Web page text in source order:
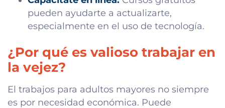
pueden ayudarte a actualizarte,
especialmente en el uso de tecnología.
¿Por qué es valioso trabajar en
la vejez?
El trabajos para adultos mayores no siempre
es por necesidad económica. Puede